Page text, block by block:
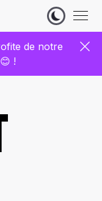
de notre
😊 !